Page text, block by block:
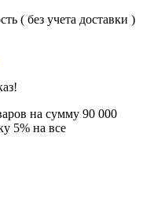
( без учета доставки )
на сумму 90 000
5% на все